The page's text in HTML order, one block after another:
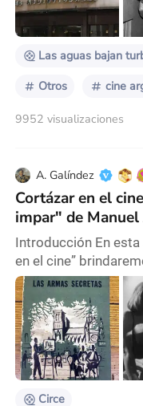
concretamente y
fomento. En este
Las aguas bajan
Otros
9952 visualizaciones
A. Galíndez
Cortázar en el
impar" de
Introducción En
en el cine”
historias del escritor
a la gran pantalla. El
transposiciones
las que realiza el
transposiciones que
Cortázar, ponen el
Circe